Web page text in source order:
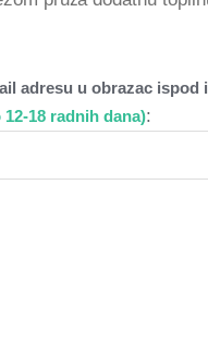
adresu u obrazac
18 radnih dana):